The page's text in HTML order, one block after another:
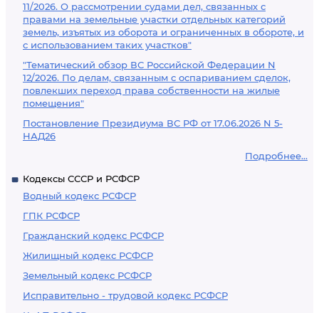
11/2026. О рассмотрении судами дел, связанных с
правами на земельные участки отдельных категорий
земель, изъятых из оборота и ограниченных в обороте, и
с использованием таких участков"
"Тематический обзор ВС Российской Федерации N
12/2026. По делам, связанным с оспариванием сделок,
повлекших переход права собственности на жилые
помещения"
Постановление Президиума ВС РФ от 17.06.2026 N 5-
НАД26
Подробнее...
Кодексы СССР и РСФСР
Водный кодекс РСФСР
ГПК РСФСР
Гражданский кодекс РСФСР
Жилищный кодекс РСФСР
Земельный кодекс РСФСР
Исправительно - трудовой кодекс РСФСР